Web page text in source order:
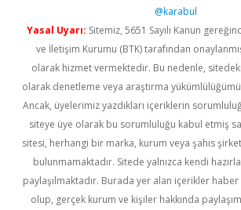
@karabul
Yasal Uyarı: Sitemiz, 5651 Sayılı Kanun
ve İletişim Kurumu (BTK) tarafından
olarak hizmet vermektedir. Bu nedenle,
olarak denetleme veya araştırma
Ancak, üyelerimiz yazdıkları içeriklerin
siteye üye olarak bu sorumluluğu kabul etmiş
sitesi, herhangi bir marka, kurum veya şahıs
bulunmamaktadır. Sitede yalnızca kendi
paylaşılmaktadır. Burada yer alan içerikler
olup, gerçek kurum ve kişiler hakkında